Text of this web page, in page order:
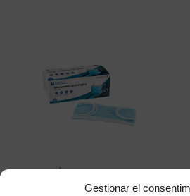
Gestionar el
QUIRÚRGICAS TIPO II R
– COLOR AZUL – …